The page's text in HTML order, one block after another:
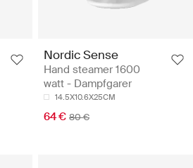
Nordic Sense
Hand steamer 1600
watt - Dampfgarer
14.5X10.6X25CM
64 € 80 €